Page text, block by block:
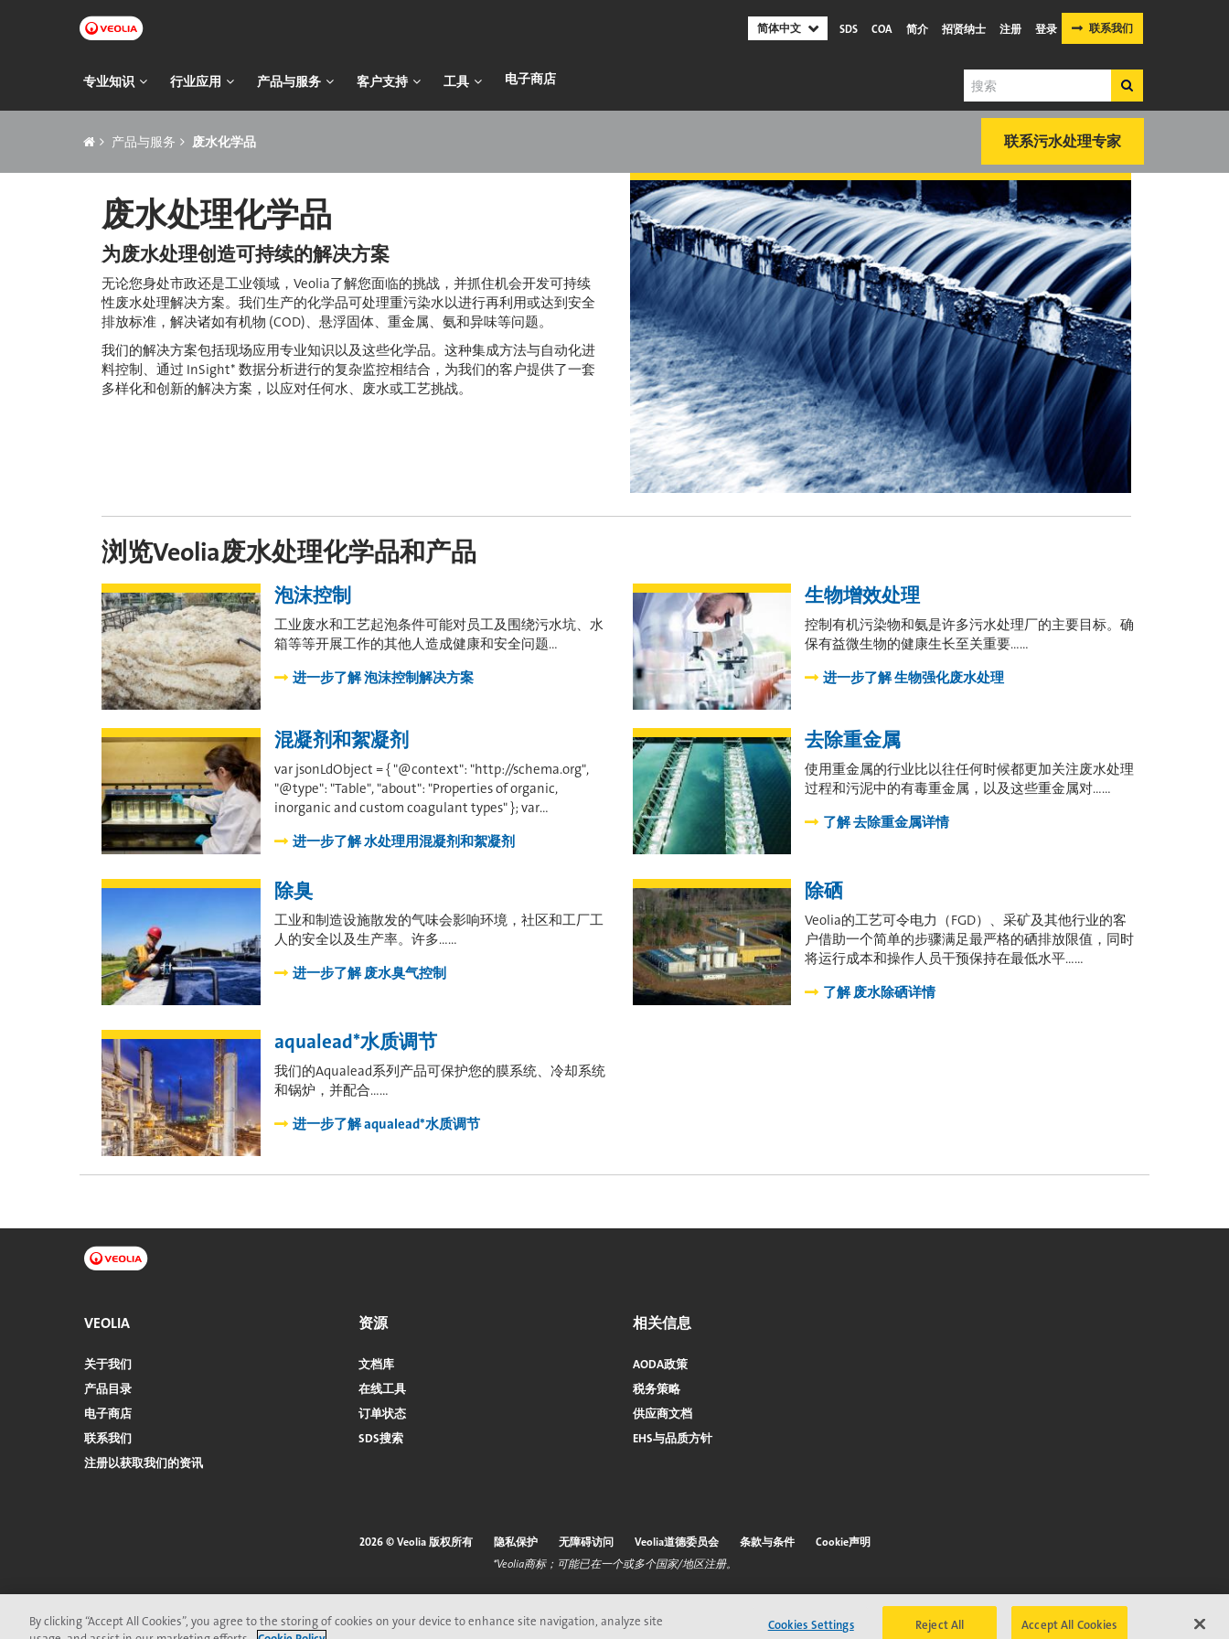
内
简体中文 SDS COA 简介 招贤纳士 注册 登录 联系我们
主
导
航
专业知识 行业应用 产品与服务 客户支持 工具 电子商店​​​​​​​
搜
索
搜
索
迹
航
产品与服务 废水化学品 联系污水处理专家
废水处理化学品
为废水处理创造可持续的解决方案
无论您身处市政还是工业领域，Veolia了解您面临的挑战，并抓住机会开发可持续
性废水处理解决方案。我们生产的化学品可处理重污染水以进行再利用或达到安全
排放标准，解决诸如有机物 (COD)、悬浮固体、重金属、氨和异味等问题。
我们的解决方案包括现场应用专业知识以及这些化学品。这种集成方法与自动化进
料控制、通过 InSight* 数据分析进行的复杂监控相结合，为我们的客户提供了一套
多样化和创新的解决方案，以应对任何水、废水或工艺挑战。
浏览Veolia废水处理化学品和产品
泡沫控制
工业废水和工艺起泡条件可能对员工及围绕污水坑、水
箱等等开展工作的其他人造成健康和安全问题...
进一步了解泡沫控制解决方案
生物增效处理
控制有机污染物和氨是许多污水处理厂的主要目标。确
保有益微生物的健康生长至关重要……
进一步了解生物强化废水处理
混凝剂和絮凝剂
var jsonLdObject = { "@context": "http://schema.org",
"@type": "Table", "about": "Properties of organic,
inorganic and custom coagulant types" }; var…
进一步了解水处理用混凝剂和絮凝剂
去除重金属
使用重金属的行业比以往任何时候都更加关注废水处理
过程和污泥中的有毒重金属，以及这些重金属对......
了解去除重金属详情
除臭
工业和制造设施散发的气味会影响环境，社区和工厂工
人的安全以及生产率。许多…...
进一步了解废水臭气控制
除硒
Veolia的工艺可令电力（FGD）、采矿及其他行业的客
户借助一个简单的步骤满足最严格的硒排放限值，同时
将运行成本和操作人员干预保持在最低水平……
了解废水除硒详情
aqualead*水质调节
我们的Aqualead系列产品可保护您的膜系统、冷却系统
和锅炉，并配合……
进一步了解aqualead*水质调节
VEOLIA
关于我们
产品目录
电子商店​​​​​​​
联系我们
注册以获取我们的资讯
资源
文档库
在线工具
订单状态
SDS搜索
相关信息
AODA政策
税务策略
供应商文档
EHS与品质方针
2026 © Veolia 版权所有
脚
菜
隐私保护 无障碍访问 Veolia道德委员会 条款与条件
Cookie声明
*Veolia商标；可能已在一个或多个国家/地区注册。
By clicking “Accept All Cookies”, you agree to the storing of cookies on your device to enhance site navigation, analyze site
Cookies Settings Reject All Accept All Cookies